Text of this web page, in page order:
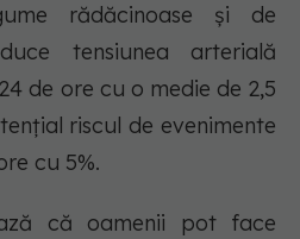
rădăcinoase și de
tensiunea arterială
de ore cu o medie de 2,5
riscul de evenimente
cu 5%.
că oamenii pot face